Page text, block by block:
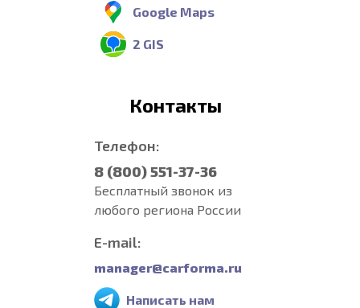
Google Maps
2 GIS
Контакты
Телефон:
8 (800) 551-37-36
Бесплатный звонок из
любого региона России
E-mail:
manager@carforma.ru
Написать нам